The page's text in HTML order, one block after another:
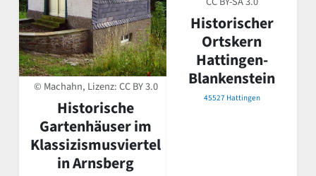
© Machahn, Lizenz:CC BY 3.0
Historische
Gartenhäuser im
Klassizismusviertel
in Arnsberg
Historischer
Ortskern
Hattingen-
Blankenstein
45527 Hattingen